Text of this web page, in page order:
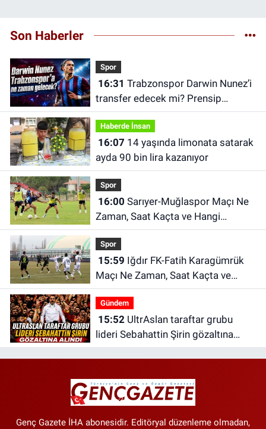
Son Haberler
Spor
16:31
transfer edecek mi? Prensip
anlaşması iddiası
Haberde İnsan
16:07
ayda 90 bin lira kazanıyor
Spor
16:00
Zaman, Saat Kaçta ve Hangi
Kanalda?
Spor
15:59
Maçı Ne Zaman, Saat Kaçta ve
Hangi Kanalda?
Gündem
15:52UltrAslan taraftar grubu
lideri Sebahattin Şirin gözaltına
alındı | Sebahattin Şirin kimdir?
Genç Gazete İHA abonesidir. Editöryal düzenleme olmadan,